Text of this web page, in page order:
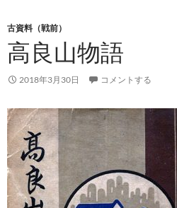
古資料（戦前）
高良山物語
2018年3月30日 コメントする